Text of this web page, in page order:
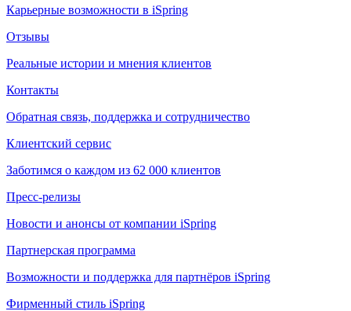
Карьерные возможности в iSpring
Отзывы
Реальные истории и мнения клиентов
Контакты
Обратная связь, поддержка и сотрудничество
Клиентский сервис
Заботимся о каждом из 62 000 клиентов
Пресс-релизы
Новости и анонсы от компании iSpring
Партнерская программа
Возможности и поддержка для партнёров iSpring
Фирменный стиль iSpring